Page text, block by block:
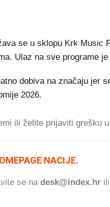
se u sklopu Krk Music
Ulaz na sve programe je
dobiva na značaju jer
2026.
ili želite prijaviti grešku
NACIJE.
se na desk@index.hr